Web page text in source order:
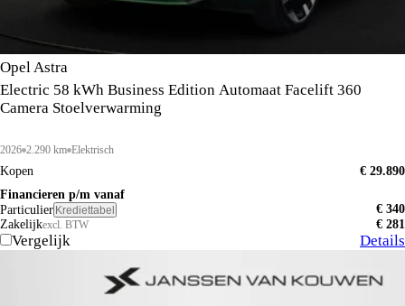
Opel Astra
Electric 58 kWh Business Edition Automaat Facelift 360
Camera Stoelverwarming
2026 2.290 km Elektrisch
Kopen
€ 29.890
Financieren p/m vanaf
Particulier Krediettabel
€ 340
Zakelijkexcl. BTW € 281
Vergelijk Details